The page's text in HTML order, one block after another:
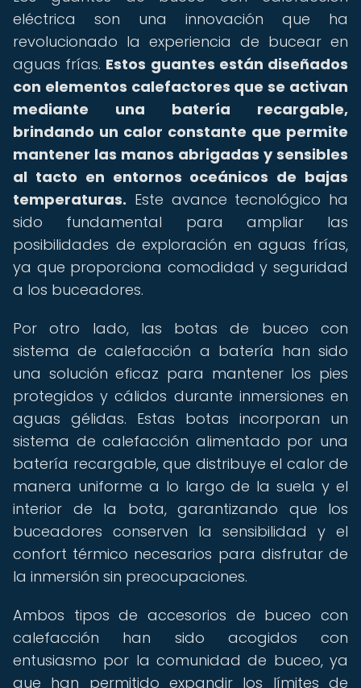
eléctrica son una innovación que ha
revolucionado la experiencia de bucear en
aguas frías. Estos guantes están diseñados
con elementos calefactores que se activan
mediante una batería recargable,
brindando un calor constante que permite
mantener las manos abrigadas y sensibles
al tacto en entornos oceánicos de bajas
temperaturas. Este avance tecnológico ha
sido fundamental para ampliar las
posibilidades de exploración en aguas frías,
ya que proporciona comodidad y seguridad
a los buceadores.
Por otro lado, las botas de buceo con
sistema de calefacción a batería han sido
una solución eficaz para mantener los pies
protegidos y cálidos durante inmersiones en
aguas gélidas. Estas botas incorporan un
sistema de calefacción alimentado por una
batería recargable, que distribuye el calor de
manera uniforme a lo largo de la suela y el
interior de la bota, garantizando que los
buceadores conserven la sensibilidad y el
confort térmico necesarios para disfrutar de
la inmersión sin preocupaciones.
Ambos tipos de accesorios de buceo con
calefacción han sido acogidos con
entusiasmo por la comunidad de buceo, ya
que han permitido expandir los límites de